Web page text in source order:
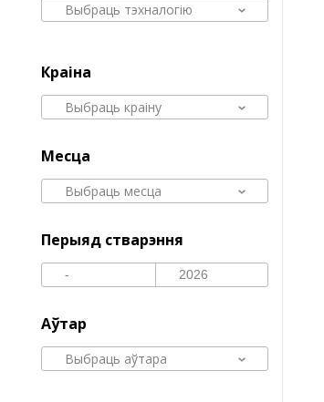
Выбраць тэхналогію
Краіна
Выбраць краіну
Месца
Выбраць месца
Перыяд стварэння
Аўтар
Выбраць аўтара